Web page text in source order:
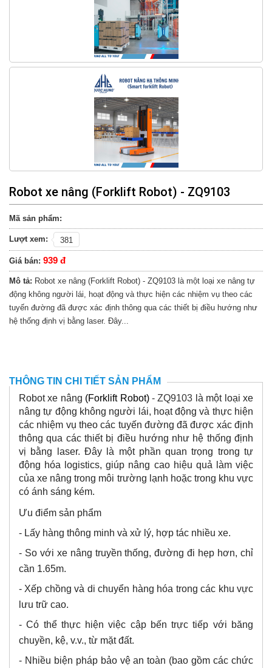
Robot xe nâng (Forklift Robot) - ZQ9103
Mã sản phẩm:
Lượt xem: 381
Giá bán: 939 đ
Mô tả: Robot xe nâng (Forklift Robot) - ZQ9103 là một loại xe nâng tự
động không người lái, hoạt động và thực hiện các nhiệm vụ theo các
tuyến đường đã được xác định thông qua các thiết bị điều hướng như
hệ thống định vị bằng laser. Đây...
THÔNG TIN CHI TIẾT SẢN PHẨM
Robot xe nâng (Forklift Robot) - ZQ9103 là một loại xe
nâng tự động không người lái, hoạt động và thực hiện
các nhiệm vụ theo các tuyến đường đã được xác định
thông qua các thiết bị điều hướng như hệ thống định
vị bằng laser. Đây là một phần quan trọng trong tự
động hóa logistics, giúp nâng cao hiệu quả làm việc
của xe nâng trong môi trường lạnh hoặc trong khu vực
có ánh sáng kém.
Ưu điểm sản phẩm
- Lấy hàng thông minh và xử lý, hợp tác nhiều xe.
- So với xe nâng truyền thống, đường đi hẹp hơn, chỉ
cần 1.65m.
- Xếp chồng và di chuyển hàng hóa trong các khu vực
lưu trữ cao.
-Có thể thực hiện việc cập bến trực tiếp với băng
chuyền, kệ, v.v., từ mặt đất.
- Nhiều biện pháp bảo vệ an toàn (bao gồm các chức